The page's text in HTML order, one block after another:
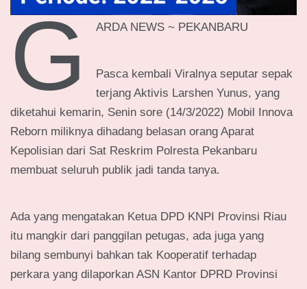
G ARDA NEWS ~ PEKANBARU
Pasca kembali Viralnya seputar sepak
terjang Aktivis Larshen Yunus, yang
diketahui kemarin, Senin sore (14/3/2022) Mobil Innova
Reborn miliknya dihadang belasan orang Aparat
Kepolisian dari Sat Reskrim Polresta Pekanbaru
membuat seluruh publik jadi tanda tanya.
Ada yang mengatakan Ketua DPD KNPI Provinsi Riau
itu mangkir dari panggilan petugas, ada juga yang
bilang sembunyi bahkan tak Kooperatif terhadap
perkara yang dilaporkan ASN Kantor DPRD Provinsi